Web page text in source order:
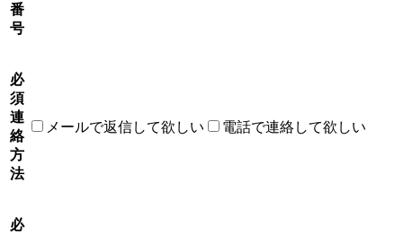
番
号
必
須
連
絡
方
法
メールで返信して欲しい 電話で連絡して欲しい
必